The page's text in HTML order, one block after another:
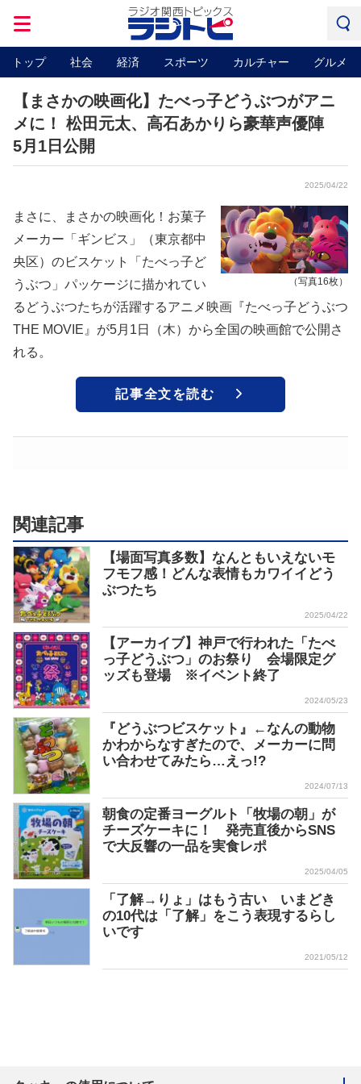
トップ 社会 経済 スポーツ カルチャー グルメ
【まさかの映画化】たべっ子どうぶつがアニ
メに！ 松田元太、高石あかりら豪華声優陣
5月1日公開
2025/04/22
（写真16枚）
まさに、まさかの映画化！お菓子
メーカー「ギンビス」（東京都中
央区）のビスケット「たべっ子ど
うぶつ」パッケージに描かれてい
るどうぶつたちが活躍するアニメ映画『たべっ子どうぶつ
THE MOVIE』が5月1日（木）から全国の映画館で公開さ
れる。
記事全文を読む
関連記事
【場面写真多数】なんともいえないモ
フモフ感！どんな表情もカワイイどう
ぶつたち
2025/04/22
【アーカイブ】神戸で行われた「たべ
っ子どうぶつ」のお祭り 会場限定グ
ッズも登場 ※イベント終了
2024/05/23
『どうぶつビスケット』←なんの動物
かわからなすぎたので、メーカーに問
い合わせてみたら…えっ!?
2024/07/13
朝食の定番ヨーグルト「牧場の朝」が
チーズケーキに！ 発売直後からSNS
で大反響の一品を実食レポ
2025/04/05
「了解→りょ」はもう古い いまどき
の10代は「了解」をこう表現するらし
いです
2021/05/12